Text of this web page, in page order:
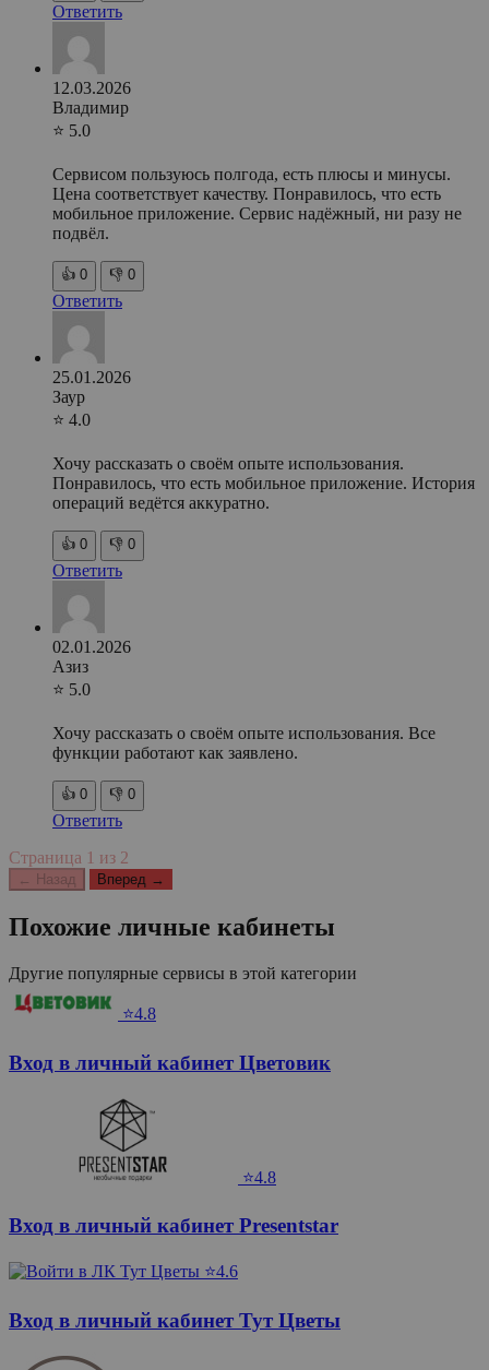
Ответить
12.03.2026
Владимир
⭐ 5.0
Сервисом пользуюсь полгода, есть плюсы и минусы.
Цена соответствует качеству. Понравилось, что есть
мобильное приложение. Сервис надёжный, ни разу не
подвёл.
👍 0 👎 0
Ответить
25.01.2026
Заур
⭐ 4.0
Хочу рассказать о своём опыте использования.
Понравилось, что есть мобильное приложение. История
операций ведётся аккуратно.
👍 0 👎 0
Ответить
02.01.2026
Азиз
⭐ 5.0
Хочу рассказать о своём опыте использования. Все
функции работают как заявлено.
👍 0 👎 0
Ответить
Страница 1 из 2
← Назад Вперед →
Похожие личные кабинеты
Другие популярные сервисы в этой категории
⭐4.8
Вход в личный кабинет Цветовик
⭐4.8
Вход в личный кабинет Presentstar
⭐4.6
Вход в личный кабинет Тут Цветы